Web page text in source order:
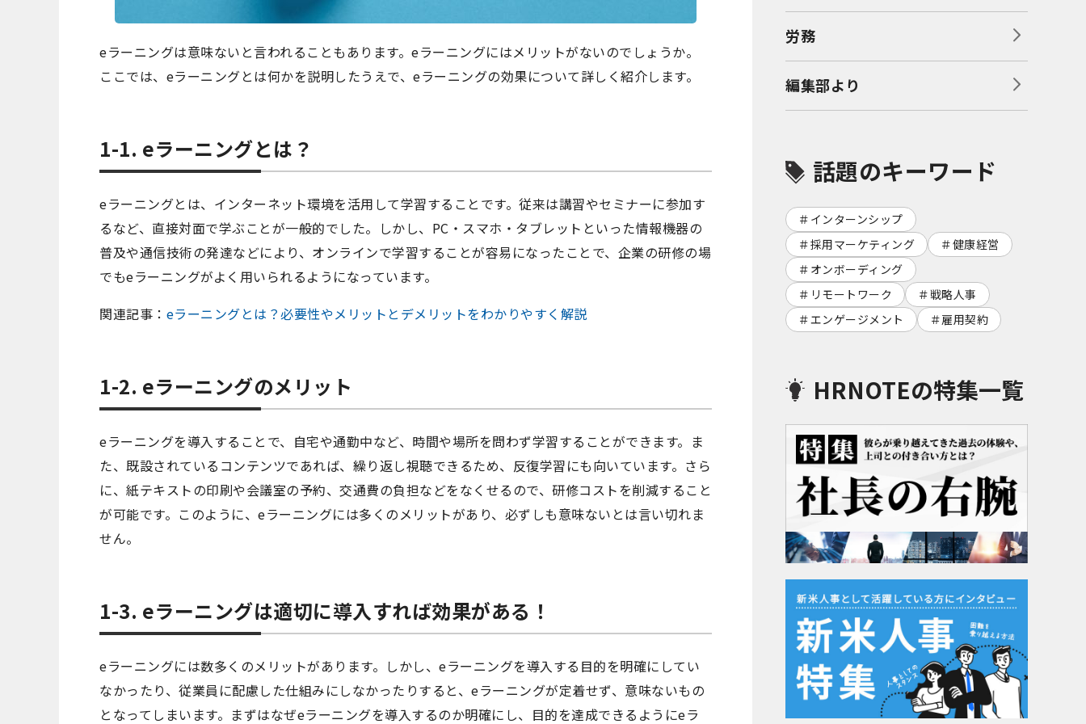
eラーニングは意味ないと言われることもあります。eラーニングにはメリットがないのでしょうか。
ここでは、eラーニングとは何かを説明したうえで、eラーニングの効果について詳しく紹介します。
1-1. eラーニングとは？
eラーニングとは、インターネット環境を活用して学習することです。従来は講習やセミナーに参加す
るなど、直接対面で学ぶことが一般的でした。しかし、PC・スマホ・タブレットといった情報機器の
普及や通信技術の発達などにより、オンラインで学習することが容易になったことで、企業の研修の場
でもeラーニングがよく用いられるようになっています。
関連記事： eラーニングとは？必要性やメリットとデメリットをわかりやすく解説
1-2. eラーニングのメリット
eラーニングを導入することで、自宅や通勤中など、時間や場所を問わず学習することができます。ま
た、既設されているコンテンツであれば、繰り返し視聴できるため、反復学習にも向いています。さら
に、紙テキストの印刷や会議室の予約、交通費の負担などをなくせるので、研修コストを削減すること
が可能です。このように、eラーニングには多くのメリットがあり、必ずしも意味ないとは言い切れま
せん。
1-3. eラーニングは適切に導入すれば効果がある！
eラーニングには数多くのメリットがあります。しかし、eラーニングを導入する目的を明確にしてい
なかったり、従業員に配慮した仕組みにしなかったりすると、eラーニングが定着せず、意味ないもの
となってしまいます。まずはなぜeラーニングを導入するのか明確にし、目的を達成できるようにeラ
労務
編集部より
話題のキーワード
インターンシップ
採用マーケティング
健康経営
オンボーディング
リモートワーク
戦略人事
エンゲージメント
雇用契約
HRNOTEの特集一覧